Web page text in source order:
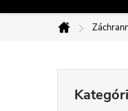
Domov
kategórie